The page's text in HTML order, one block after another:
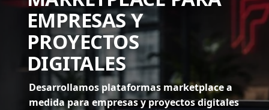
EMPRESAS Y
PROYECTOS
DIGITALES
Desarrollamos plataformas marketplace a
medida para empresas y proyectos digitales